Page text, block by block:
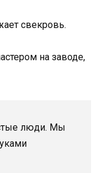
свекровь.
на заводе,
люди. Мы